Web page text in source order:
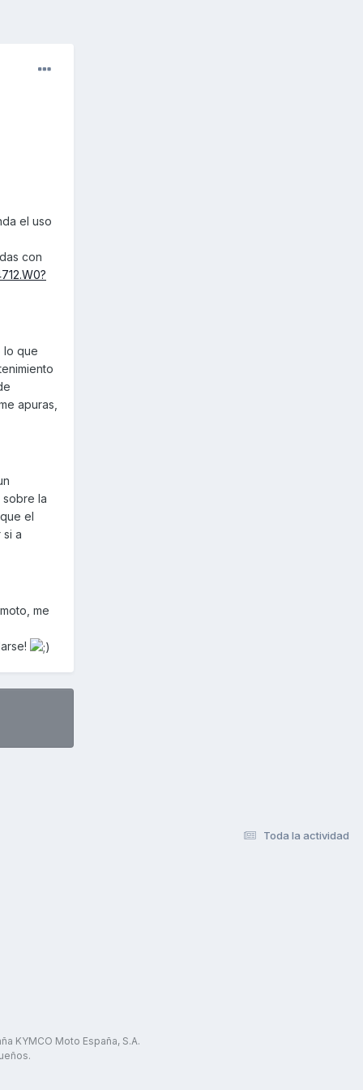
el uso
con
lo que
apuras,
la
el
a
me
Toda la actividad
KYMCO Moto España, S.A.